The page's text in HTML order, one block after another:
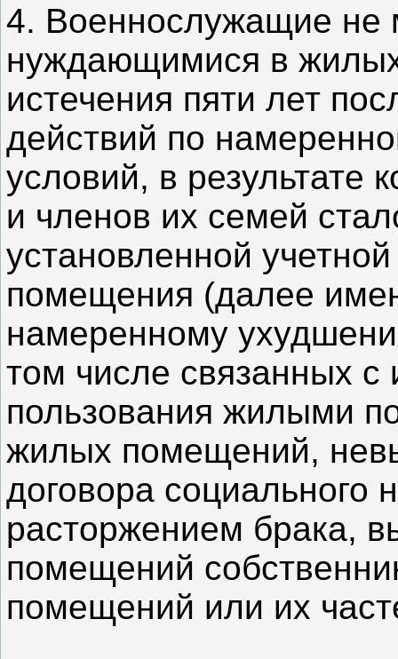
4. Военнослужащие не
нуждающимися в
истечения пяти лет
действий по
условий, в результате
и членов их семей
установленной
помещения (далее
намеренному
том числе связанных
пользования жилыми
жилых помещений,
договора
расторжением брака,
помещений
помещений или их